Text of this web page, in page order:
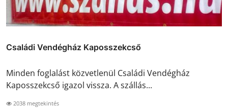
Családi Vendégház Kaposszekcső
Minden foglalást közvetlenül Családi Vendégház
Kaposszekcső igazol vissza. A szállás...
2038 megtekintés